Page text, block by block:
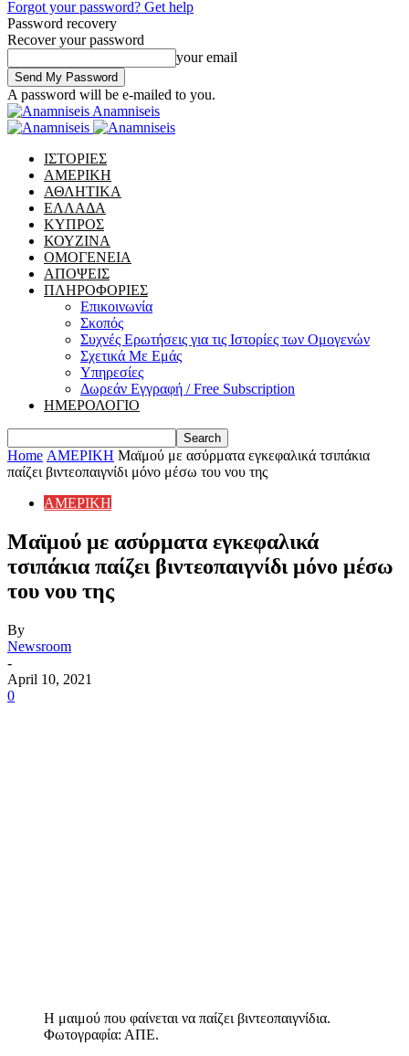
Forgot your password? Get help
Password recovery
Recover your password
your email
A password will be e-mailed to you.
Anamniseis
ΙΣΤΟΡΙΕΣ
ΑΜΕΡΙΚΗ
ΑΘΛΗΤΙΚΑ
ΕΛΛΑΔΑ
ΚΥΠΡΟΣ
ΚΟΥΖΙΝΑ
ΟΜΟΓΕΝΕΙΑ
ΑΠΟΨΕΙΣ
ΠΛΗΡΟΦΟΡΙΕΣ
Επικοινωνία
Σκοπός
Συχνές Ερωτήσεις για τις Ιστορίες των Ομογενών
Σχετικά Με Εμάς
Υπηρεσίες
Δωρεάν Εγγραφή / Free Subscription
ΗΜΕΡΟΛΟΓΙΟ
Home ΑΜΕΡΙΚΗ Mαϊμού με ασύρματα εγκεφαλικά τσιπάκια
παίζει βιντεοπαιγνίδι μόνο μέσω του νου της
ΑΜΕΡΙΚΗ
Mαϊμού με ασύρματα εγκεφαλικά
τσιπάκια παίζει βιντεοπαιγνίδι μόνο μέσω
του νου της
By
Newsroom
-
April 10, 2021
0
Η μαιμού που φαίνεται να παίζει βιντεοπαιγνίδια.
Φωτογραφία: ΑΠΕ.